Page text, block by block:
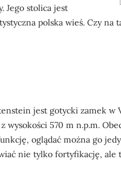
Jego stolica jest
polska wieś. Czy na
jest gotycki zamek w
wysokości 570 m n.p.m.
oglądać można go
nie tylko fortyfikację, ale